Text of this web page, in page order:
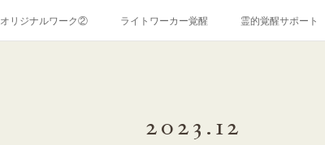
オリジナルワーク② ライトワーカー覚醒 霊的覚醒サポート
2023.12